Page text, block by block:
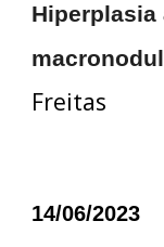
Hiperplasia
Freitas
14/06/2023